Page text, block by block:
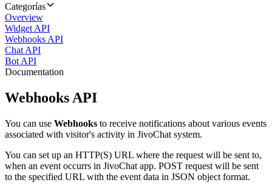
Categorías
Overview
Widget API
Webhooks API
Chat API
Bot API
Documentation
Webhooks API
You can use Webhooks to receive notifications about various events
associated with visitor's activity in JivoChat system.
You can set up an HTTP(S) URL where the request will be sent to,
when an event occurrs in JivoChat app. POST request will be sent
to the specified URL with the event data in JSON object format.